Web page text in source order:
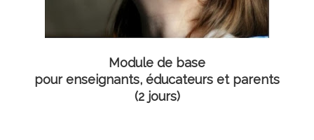
Module de base
pour enseignants, éducateurs et parents
(2 jours)